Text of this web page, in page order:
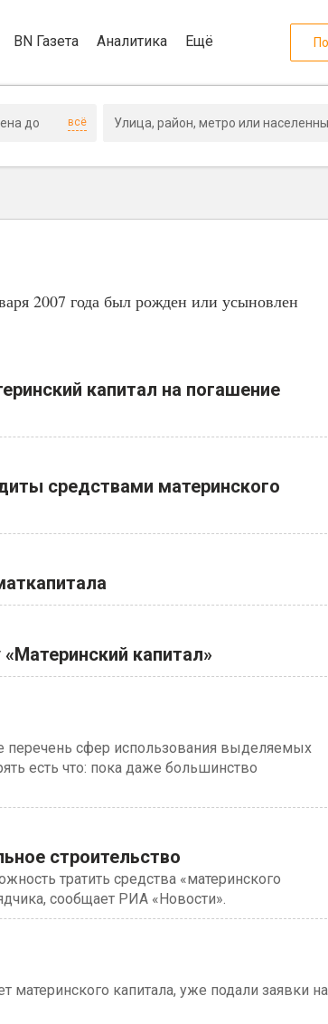
BN Газета Аналитика Ещё
всё
2007 года был рожден или усыновлен
капитал на погашение
средствами материнского
капитал»
перечень сфер использования выделяемых
есть что: пока даже большинство
строительство
тратить средства «материнского
сообщает РИА «Новости».
материнского капитала, уже подали заявки на